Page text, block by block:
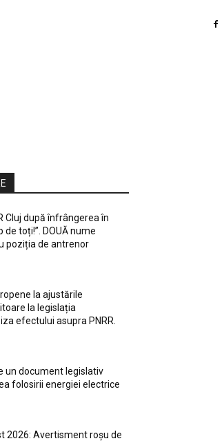
Cluj după înfrângerea în
de toți!”. DOUĂ nume
poziția de antrenor
la ajustările
la legislația
efectului asupra PNRR.
un document legislativ
folosirii energiei electrice
2026: Avertisment roșu de